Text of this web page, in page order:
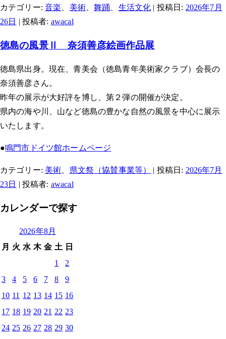
カテゴリー:音楽、 美術、舞踊、 生活文化 | 投稿日: 2026年7月
26日
投稿者: awacal
徳島の風景Ⅱ 奈須善彦絵画作品展
徳島県出身。現在、青美会（徳島青年美術家クラブ）会長の
奈須善彦さん。
昨年の展示が大好評を博し、第２弾の開催が決定。
県内の海や川、山など徳島の豊かな自然の風景を中心に展示
いたします。
●鳴門市ドイツ館ホームページ
カテゴリー: 美術 県文祭（協賛事業等） | 投稿日: 2026年7月
23日 | 投稿者: awacal
カレンダーで探す
2026年8月
月 火 水 木 金 土 日
1
2
3
4 5 6 7 8
9
10 11 12 13 14 15 16
17 18 19 20 21 22 23
24 25 26 27 28 29 30